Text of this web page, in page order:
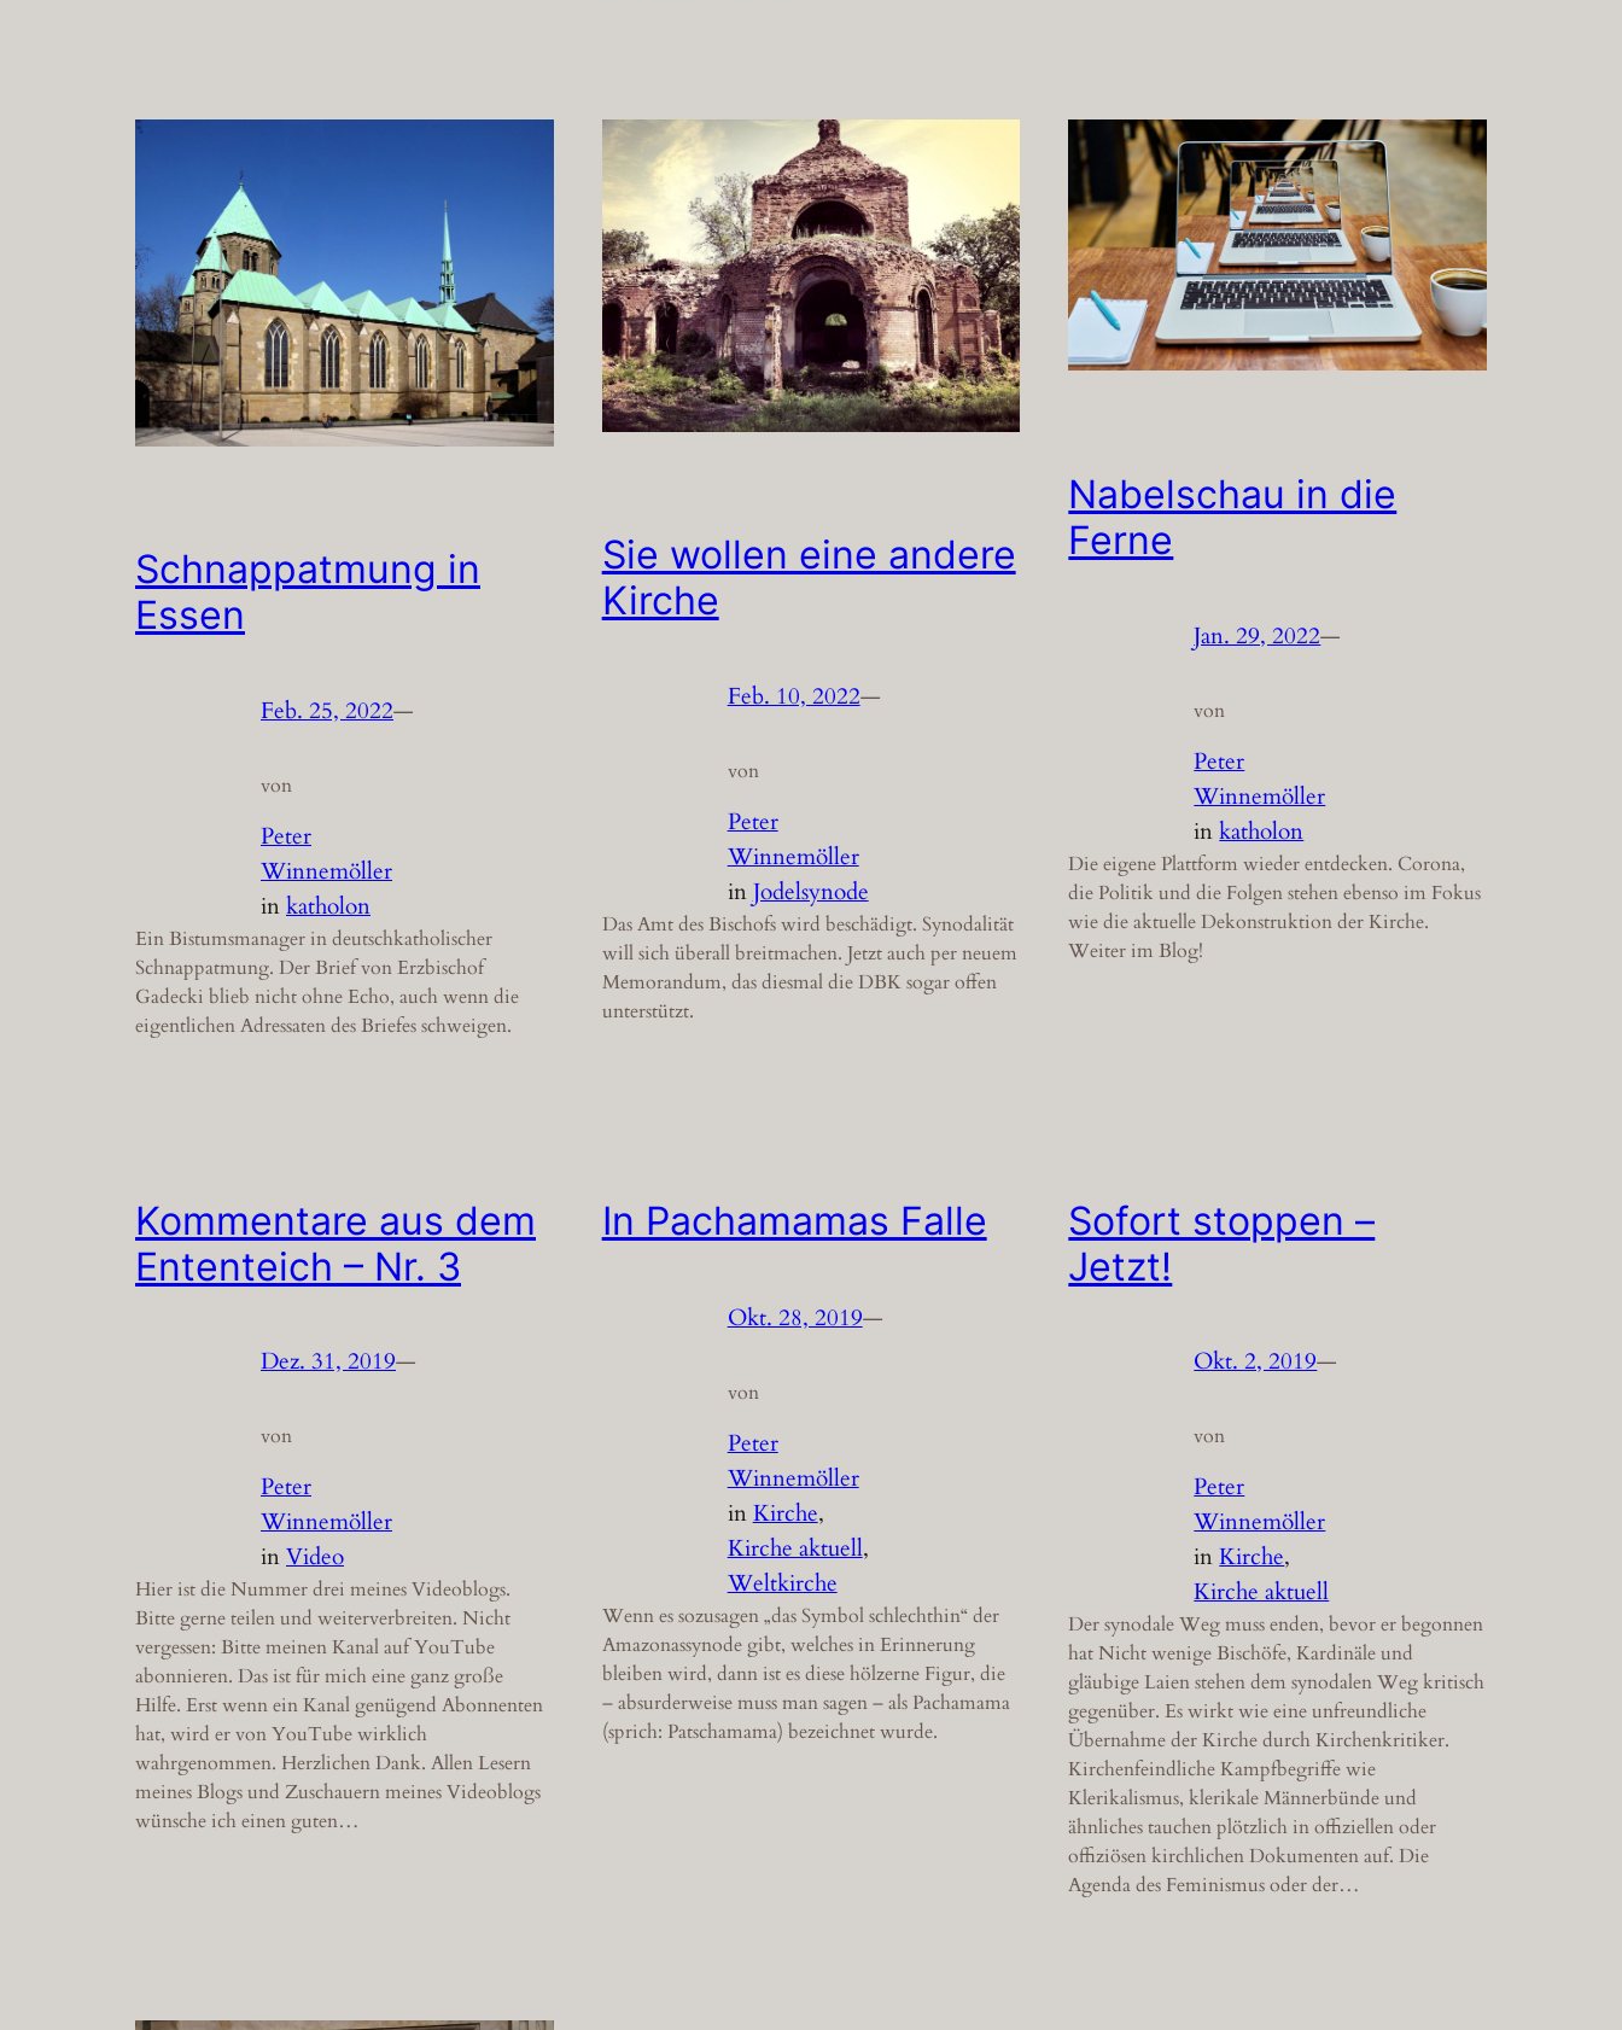
Schnappatmung in
Essen
Feb. 25, 2022—
von
Peter
Winnemöller
inkatholon
Ein Bistumsmanager in deutschkatholischer
Schnappatmung. Der Brief von Erzbischof
Gadecki blieb nicht ohne Echo, auch wenn die
eigentlichen Adressaten des Briefes schweigen.
Sie wollen eine andere
Kirche
Feb. 10, 2022—
von
Peter
Winnemöller
inJodelsynode
Das Amt des Bischofs wird beschädigt. Synodalität
will sich überall breitmachen. Jetzt auch per neuem
Memorandum, das diesmal die DBK sogar offen
unterstützt.
Nabelschau in die
Ferne
Jan. 29, 2022—
von
Peter
Winnemöller
inkatholon
Die eigene Plattform wieder entdecken. Corona,
die Politik und die Folgen stehen ebenso im Fokus
wie die aktuelle Dekonstruktion der Kirche.
Weiter im Blog!
Kommentare aus dem
Ententeich – Nr. 3
Dez. 31, 2019—
von
Peter
Winnemöller
inVideo
Hier ist die Nummer drei meines Videoblogs.
Bitte gerne teilen und weiterverbreiten. Nicht
vergessen: Bitte meinen Kanal auf YouTube
abonnieren. Das ist für mich eine ganz große
Hilfe. Erst wenn ein Kanal genügend Abonnenten
hat, wird er von YouTube wirklich
wahrgenommen. Herzlichen Dank. Allen Lesern
meines Blogs und Zuschauern meines Videoblogs
wünsche ich einen guten…
In Pachamamas Falle
Okt. 28, 2019—
von
Peter
Winnemöller
inKirche
Kirche aktuell
Weltkirche
Wenn es sozusagen „das Symbol schlechthin“ der
Amazonassynode gibt, welches in Erinnerung
bleiben wird, dann ist es diese hölzerne Figur, die
– absurderweise muss man sagen – als Pachamama
(sprich: Patschamama) bezeichnet wurde.
Sofort stoppen –
Jetzt!
Okt. 2, 2019—
von
Peter
Winnemöller
inKirche
Kirche aktuell
Der synodale Weg muss enden, bevor er begonnen
hat Nicht wenige Bischöfe, Kardinäle und
gläubige Laien stehen dem synodalen Weg kritisch
gegenüber. Es wirkt wie eine unfreundliche
Übernahme der Kirche durch Kirchenkritiker.
Kirchenfeindliche Kampfbegriffe wie
Klerikalismus, klerikale Männerbünde und
ähnliches tauchen plötzlich in offiziellen oder
offiziösen kirchlichen Dokumenten auf. Die
Agenda des Feminismus oder der…